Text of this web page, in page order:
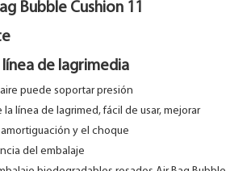
eficiente
de lagrimedia
de aire puede soportar presión
línea de lagrimed, fácil de usar, mejorar
la amortiguación y el choque
del embalaje